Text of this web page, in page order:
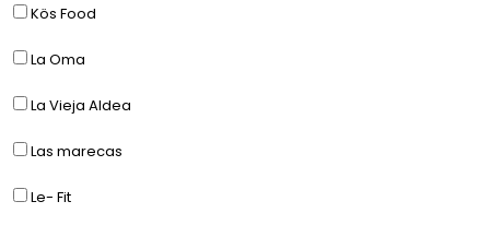
Kös Food
La Oma
La Vieja Aldea
Las marecas
Le- Fit